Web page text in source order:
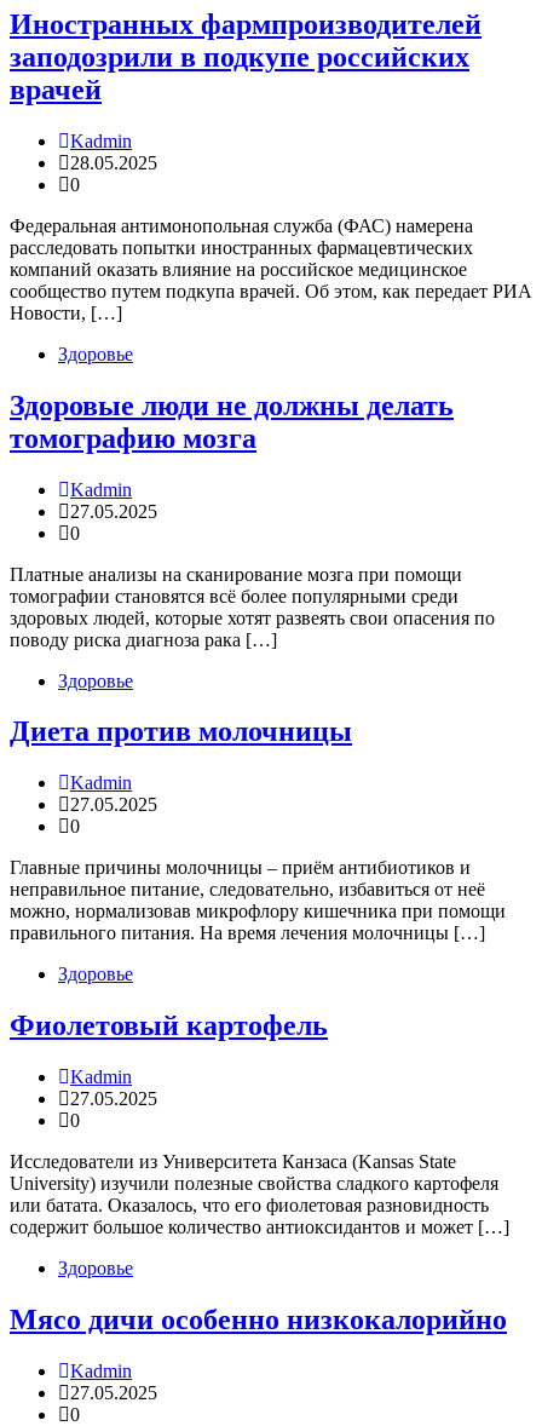
Иностранных фармпроизводителей
заподозрили в подкупе российских
врачей
Kadmin
28.05.2025
0
Федеральная антимонопольная служба (ФАС) намерена
расследовать попытки иностранных фармацевтических
компаний оказать влияние на российское медицинское
сообщество путем подкупа врачей. Об этом, как передает РИА
Новости, […]
Здоровье
Здоровые люди не должны делать
томографию мозга
Kadmin
27.05.2025
0
Платные анализы на сканирование мозга при помощи
томографии становятся всё более популярными среди
здоровых людей, которые хотят развеять свои опасения по
поводу риска диагноза рака […]
Здоровье
Диета против молочницы
Kadmin
27.05.2025
0
Главные причины молочницы – приём антибиотиков и
неправильное питание, следовательно, избавиться от неё
можно, нормализовав микрофлору кишечника при помощи
правильного питания. На время лечения молочницы […]
Здоровье
Фиолетовый картофель
Kadmin
27.05.2025
0
Исследователи из Университета Канзаса (Kansas State
University) изучили полезные свойства сладкого картофеля
или батата. Оказалось, что его фиолетовая разновидность
содержит большое количество антиоксидантов и может […]
Здоровье
Мясо дичи особенно низкокалорийно
Kadmin
27.05.2025
0